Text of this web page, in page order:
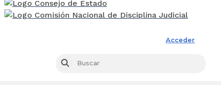
Acceder
Buscar